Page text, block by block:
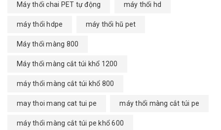
Máy thổi chai PET tự động máy thổi hd
máy thổi hdpe máy thổi hũ pet
Máy thổi màng 800
Máy thổi màng cắt túi khổ 1200
máy thổi màng cắt túi khổ 800
may thoi mang cat tui pe máy thổi màng cắt túi pe
máy thổi màng cắt túi pe khổ 600